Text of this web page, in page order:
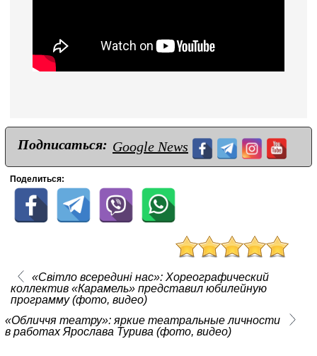
Подписаться: Google News
Поделиться:
«Світло всередині нас»: Хореографический
коллектив «Карамель» представил юбилейную
программу (фото, видео)
«Обличчя театру»: яркие театральные личности
в работах Ярослава Турива (фото, видео)